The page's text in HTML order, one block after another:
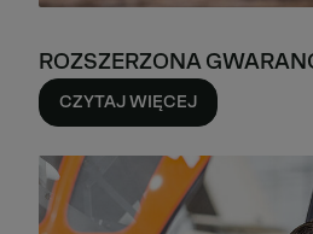
ROZSZERZONA
CZYTAJ WIĘCEJ